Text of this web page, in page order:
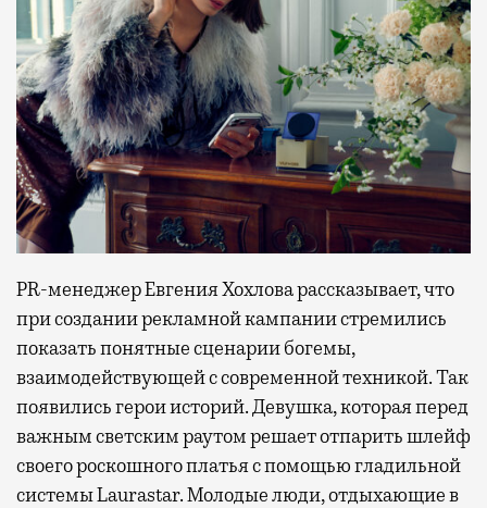
PR-менеджер Евгения Хохлова рассказывает, что
при создании рекламной кампании стремились
показать понятные сценарии богемы,
взаимодействующей с современной техникой. Так
появились герои историй. Девушка, которая перед
важным светским раутом решает отпарить шлейф
своего роскошного платья с помощью гладильной
системы Laurastar. Молодые люди, отдыхающие в